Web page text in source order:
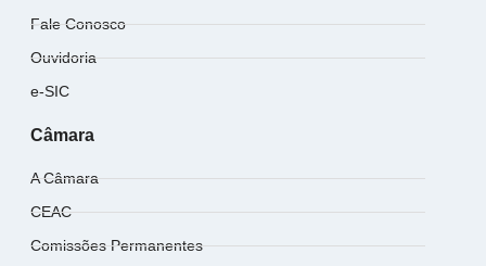
Fale Conosco
Ouvidoria
e-SIC
Câmara
A Câmara
CEAC
Comissões Permanentes